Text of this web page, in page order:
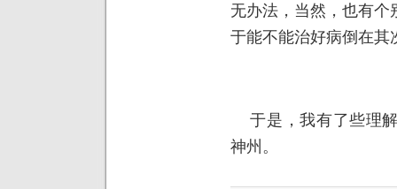
无办法，当然，也有
于能不能治好病倒在其
于是，我有了些理
神州。